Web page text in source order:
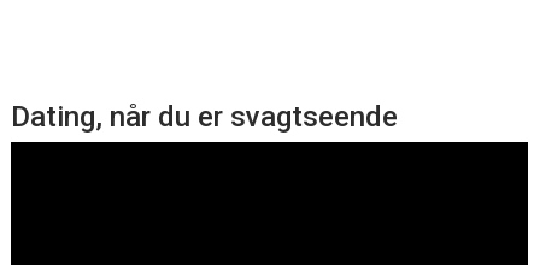
Dating, når du er svagtseende